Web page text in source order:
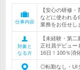
仕事内容
【安心の研修
などに使われる
業務をお任せし
対象と
なる方
【未経験・第
正社員デビュ
16日！100％消
◎転勤なし・UI